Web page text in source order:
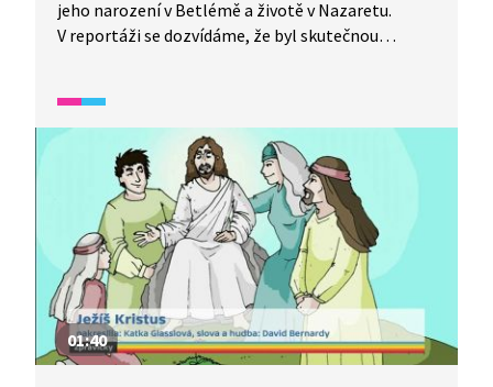
jeho narození v Betlémě a životě v Nazaretu.
V reportáži se dozvídáme, že byl skutečnou
za rouhání.
01:40